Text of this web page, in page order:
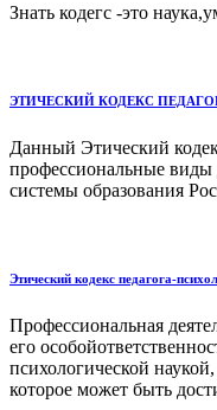
Знать кодегс -это
ЭТИЧЕСКИЙ КОДЕКС
Данный Этический
профессиональные виды
системы образования
Этический кодекс педагога-
Профессиональная
его
психологической
которое может быть